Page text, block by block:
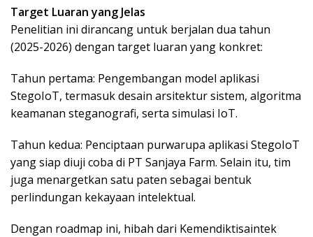
Target Luaran yang Jelas
Penelitian ini dirancang untuk berjalan dua tahun
(2025-2026) dengan target luaran yang konkret:
Tahun pertama: Pengembangan model aplikasi
StegoIoT, termasuk desain arsitektur sistem, algoritma
keamanan steganografi, serta simulasi IoT.
Tahun kedua: Penciptaan purwarupa aplikasi StegoIoT
yang siap diuji coba di PT Sanjaya Farm. Selain itu, tim
juga menargetkan satu paten sebagai bentuk
perlindungan kekayaan intelektual.
Dengan roadmap ini, hibah dari Kemendiktisaintek